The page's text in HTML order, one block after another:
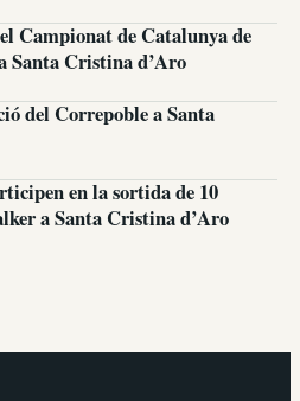
Campionat de Catalunya de
Santa Cristina d’Aro
del Correpoble a Santa
en la sortida de 10
a Santa Cristina d’Aro